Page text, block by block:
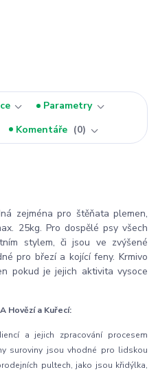
Parametry
Komentáře 0
zejména pro štěňata plemen,
25kg. Pro dospělé psy všech
stylem, či jsou ve zvýšené
pro březí a kojící feny. Krmivo
pokud je jejich aktivita vysoce
Hovězí a Kuřecí:
a jejich zpracování procesem
suroviny jsou vhodné pro lidskou
pultech, jako jsou křidýlka,